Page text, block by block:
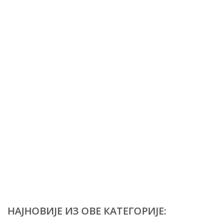
НАЈНОВИЈЕ ИЗ ОВЕ КАТЕГОРИЈЕ: